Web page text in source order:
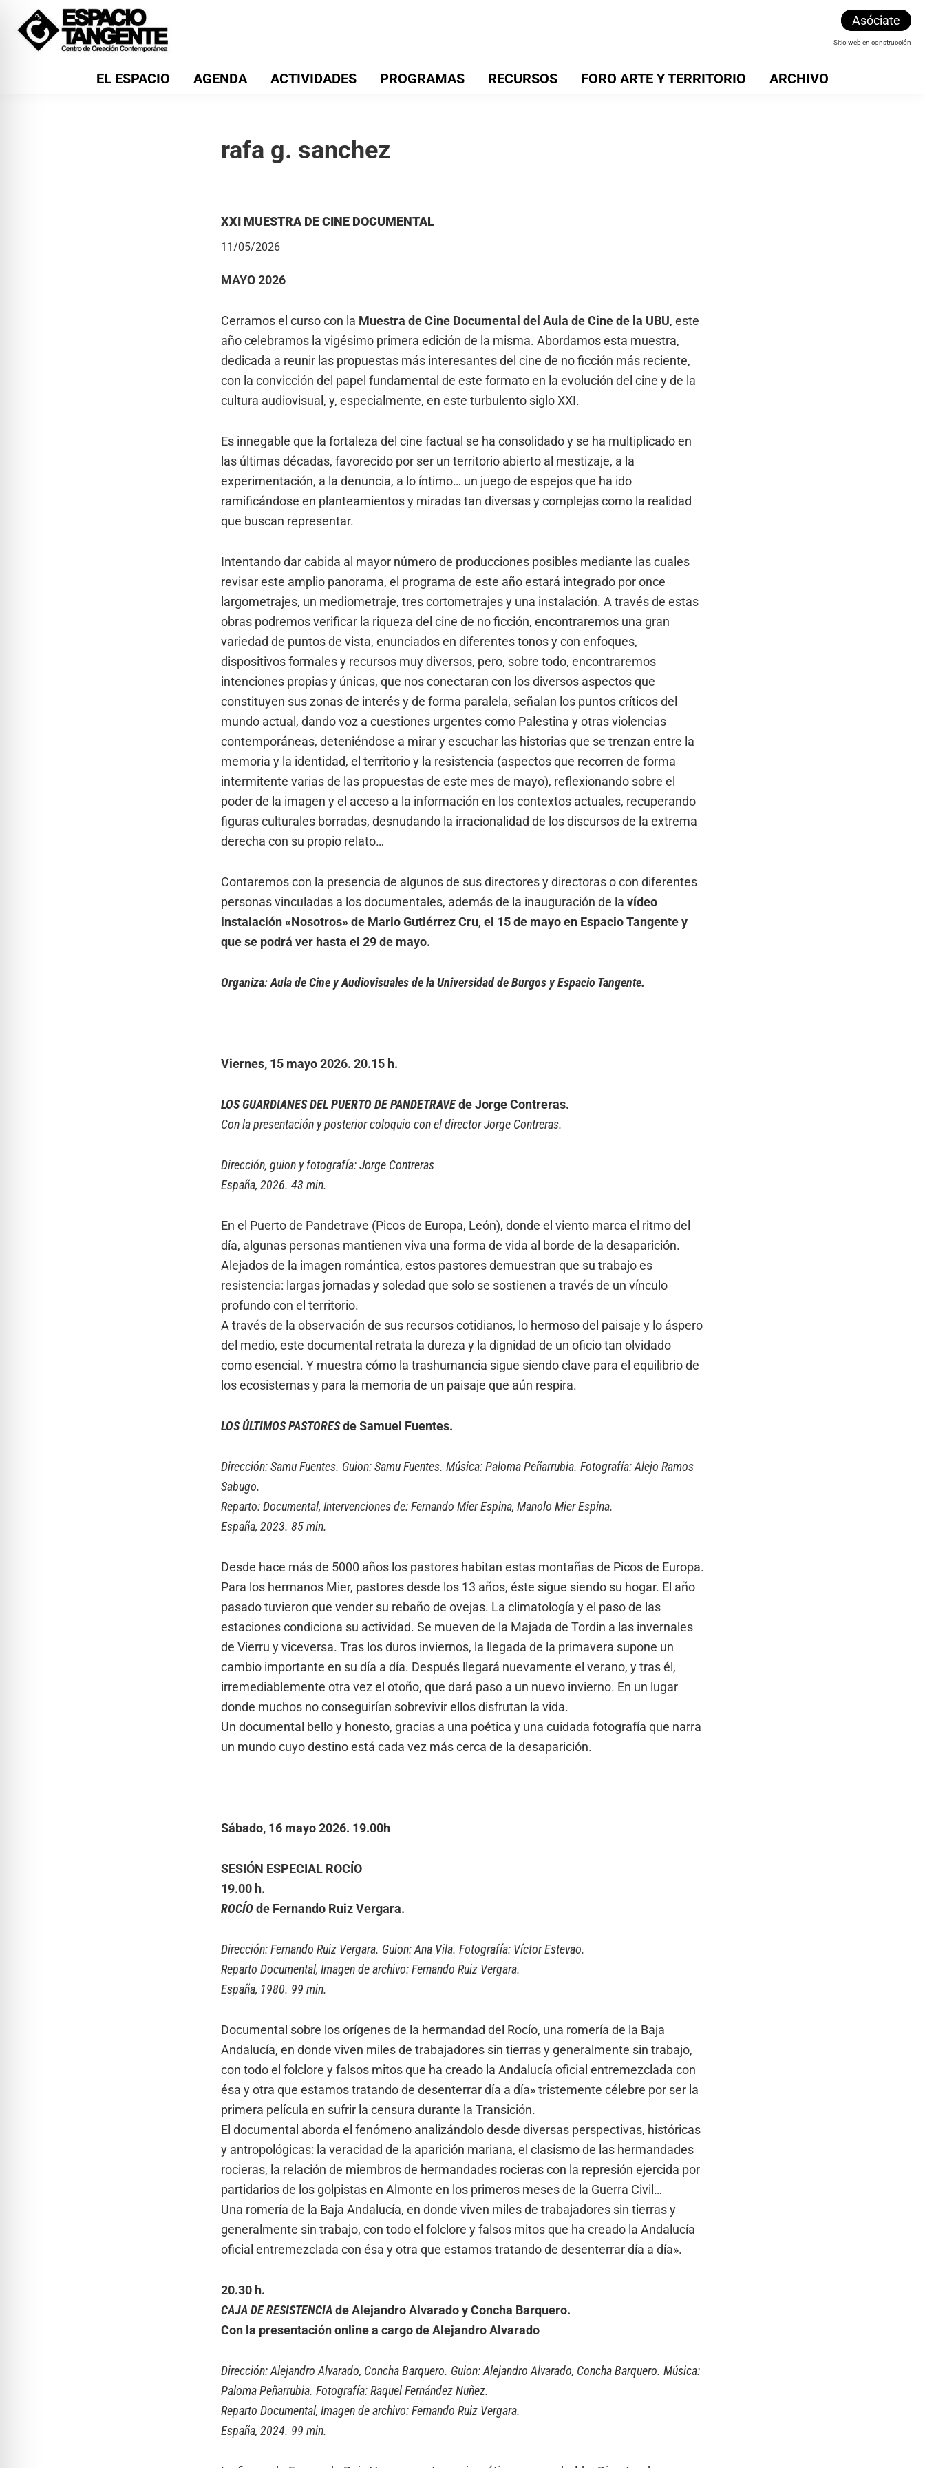
primary
footer
Espacio
Asóciate
Sitio web en construcción
EL ESPACIO AGENDA ACTIVIDADES PROGRAMAS RECURSOS FORO ARTE Y TERRITORIO ARCHIVO
rafa g. sanchez
XXI MUESTRA DE CINE DOCUMENTAL
11/05/2026
MAYO 2026
Cerramos el curso con la Muestra de Cine Documental del Aula de Cine de la UBU, este
año celebramos la vigésimo primera edición de la misma. Abordamos esta muestra,
dedicada a reunir las propuestas más interesantes del cine de no ficción más reciente,
con la convicción del papel fundamental de este formato en la evolución del cine y de la
cultura audiovisual, y, especialmente, en este turbulento siglo XXI.
Es innegable que la fortaleza del cine factual se ha consolidado y se ha multiplicado en
las últimas décadas, favorecido por ser un territorio abierto al mestizaje, a la
experimentación, a la denuncia, a lo íntimo… un juego de espejos que ha ido
ramificándose en planteamientos y miradas tan diversas y complejas como la realidad
que buscan representar.
Intentando dar cabida al mayor número de producciones posibles mediante las cuales
revisar este amplio panorama, el programa de este año estará integrado por once
largometrajes, un mediometraje, tres cortometrajes y una instalación. A través de estas
obras podremos verificar la riqueza del cine de no ficción, encontraremos una gran
variedad de puntos de vista, enunciados en diferentes tonos y con enfoques,
dispositivos formales y recursos muy diversos, pero, sobre todo, encontraremos
intenciones propias y únicas, que nos conectaran con los diversos aspectos que
constituyen sus zonas de interés y de forma paralela, señalan los puntos críticos del
mundo actual, dando voz a cuestiones urgentes como Palestina y otras violencias
contemporáneas, deteniéndose a mirar y escuchar las historias que se trenzan entre la
memoria y la identidad, el territorio y la resistencia (aspectos que recorren de forma
intermitente varias de las propuestas de este mes de mayo), reflexionando sobre el
poder de la imagen y el acceso a la información en los contextos actuales, recuperando
figuras culturales borradas, desnudando la irracionalidad de los discursos de la extrema
derecha con su propio relato…
Contaremos con la presencia de algunos de sus directores y directoras o con diferentes
personas vinculadas a los documentales, además de la inauguración de la vídeo
instalación «Nosotros» de Mario Gutiérrez Cru, el 15 de mayo en Espacio Tangente y
que se podrá ver hasta el 29 de mayo.
Organiza: Aula de Cine y Audiovisuales de la Universidad de Burgos y Espacio Tangente.
Viernes, 15 mayo 2026. 20.15 h.
LOS GUARDIANES DEL PUERTO DE PANDETRAVEde Jorge Contreras.
Con la presentación y posterior coloquio con el director Jorge Contreras.
Dirección, guion y fotografía: Jorge Contreras
España, 2026. 43 min.
En el Puerto de Pandetrave (Picos de Europa, León), donde el viento marca el ritmo del
día, algunas personas mantienen viva una forma de vida al borde de la desaparición.
Alejados de la imagen romántica, estos pastores demuestran que su trabajo es
resistencia: largas jornadas y soledad que solo se sostienen a través de un vínculo
profundo con el territorio.
A través de la observación de sus recursos cotidianos, lo hermoso del paisaje y lo áspero
del medio, este documental retrata la dureza y la dignidad de un oficio tan olvidado
como esencial. Y muestra cómo la trashumancia sigue siendo clave para el equilibrio de
los ecosistemas y para la memoria de un paisaje que aún respira.
LOS ÚLTIMOS PASTORESde Samuel Fuentes.
Dirección: Samu Fuentes. Guion: Samu Fuentes. Música: Paloma Peñarrubia. Fotografía: Alejo Ramos
Sabugo.
Reparto: Documental, Intervenciones de: Fernando Mier Espina, Manolo Mier Espina.
España, 2023. 85 min.
Desde hace más de 5000 años los pastores habitan estas montañas de Picos de Europa.
Para los hermanos Mier, pastores desde los 13 años, éste sigue siendo su hogar. El año
pasado tuvieron que vender su rebaño de ovejas. La climatología y el paso de las
estaciones condiciona su actividad. Se mueven de la Majada de Tordin a las invernales
de Vierru y viceversa. Tras los duros inviernos, la llegada de la primavera supone un
cambio importante en su día a día. Después llegará nuevamente el verano, y tras él,
irremediablemente otra vez el otoño, que dará paso a un nuevo invierno. En un lugar
donde muchos no conseguirían sobrevivir ellos disfrutan la vida.
Un documental bello y honesto, gracias a una poética y una cuidada fotografía que narra
un mundo cuyo destino está cada vez más cerca de la desaparición.
Sábado, 16 mayo 2026. 19.00h
SESIÓN ESPECIAL ROCÍO
19.00 h.
ROCÍO de Fernando Ruiz Vergara.
Dirección: Fernando Ruiz Vergara. Guion: Ana Vila. Fotografía: Víctor Estevao.
Reparto Documental, Imagen de archivo: Fernando Ruiz Vergara.
España, 1980. 99 min.
Documental sobre los orígenes de la hermandad del Rocío, una romería de la Baja
Andalucía, en donde viven miles de trabajadores sin tierras y generalmente sin trabajo,
con todo el folclore y falsos mitos que ha creado la Andalucía oficial entremezclada con
ésa y otra que estamos tratando de desenterrar día a día» tristemente célebre por ser la
primera película en sufrir la censura durante la Transición.
El documental aborda el fenómeno analizándolo desde diversas perspectivas, históricas
y antropológicas: la veracidad de la aparición mariana, el clasismo de las hermandades
rocieras, la relación de miembros de hermandades rocieras con la represión ejercida por
partidarios de los golpistas en Almonte en los primeros meses de la Guerra Civil…
Una romería de la Baja Andalucía, en donde viven miles de trabajadores sin tierras y
generalmente sin trabajo, con todo el folclore y falsos mitos que ha creado la Andalucía
oficial entremezclada con ésa y otra que estamos tratando de desenterrar día a día».
20.30 h.
CAJA DE RESISTENCIAde Alejandro Alvarado y Concha Barquero.
Con la presentación online a cargo de Alejandro Alvarado
Dirección: Alejandro Alvarado, Concha Barquero. Guion: Alejandro Alvarado, Concha Barquero. Música:
Paloma Peñarrubia. Fotografía: Raquel Fernández Nuñez.
Reparto Documental, Imagen de archivo: Fernando Ruiz Vergara.
España, 2024. 99 min.